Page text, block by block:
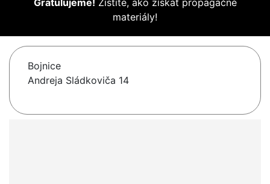
Gratulujeme! Zistite, ako získať propagačné
materiály!
Bojnice
Andreja Sládkoviča 14